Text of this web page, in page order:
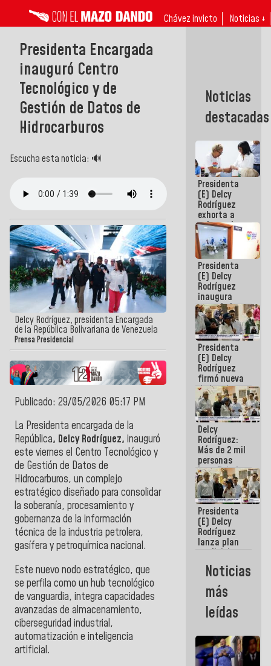
Chávez invicto Noticias ↓
Presidenta Encargada
inauguró Centro
Tecnológico y de
Gestión de Datos de
Hidrocarburos
Escucha esta noticia: 🔊
Delcy Rodríguez, presidenta Encargada
de la República Bolivariana de Venezuela
Prensa Presidencial
Publicado: 29/05/2026 05:17 PM
La Presidenta encargada de la
República, Delcy Rodríguez, inauguró
este viernes el Centro Tecnológico y
de Gestión de Datos de
Hidrocarburos, un complejo
estratégico diseñado para consolidar
la soberanía, procesamiento y
gobernanza de la información
técnica de la industria petrolera,
gasífera y petroquímica nacional.
Este nuevo nodo estratégico, que
se perfila como un hub tecnológico
de vanguardia, integra capacidades
avanzadas de almacenamiento,
ciberseguridad industrial,
automatización e inteligencia
artificial.
Noticias
destacadas
Presidenta
(E) Delcy
Rodríguez
exhorta a
gobernadores
y alcaldes a
edificar
casas para
abuelos
Presidenta
(E) Delcy
Rodríguez
inaugura
casa de los
Abuelos
Primavera
en Caracas
Presidenta
(E) Delcy
Rodríguez
firmó nueva
de Ley de
Arrendamiento
aprobada
por la AN
Delcy
Rodríguez:
Más de 2 mil
personas
beneficiadas
con planes
para
atención de
emergencia
sísmica en
la última
semana
Presidenta
(E) Delcy
Rodríguez
lanza plan
crediticio
con subsidio
a Juntas de
Condominio
Noticias
más
leídas